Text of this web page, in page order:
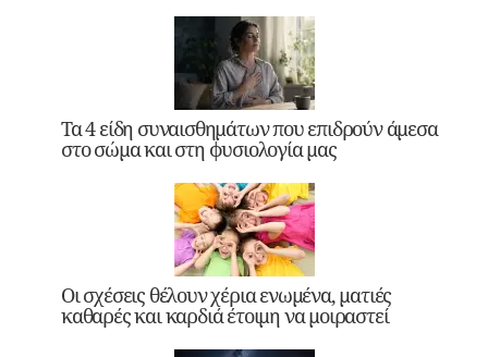
Τα 4 είδη συναισθημάτων που επιδρούν άμεσα
στο σώμα και στη φυσιολογία μας
Οι σχέσεις θέλουν χέρια ενωμένα, ματιές
καθαρές και καρδιά έτοιμη να μοιραστεί